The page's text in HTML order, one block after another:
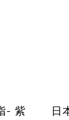
- 紫
日